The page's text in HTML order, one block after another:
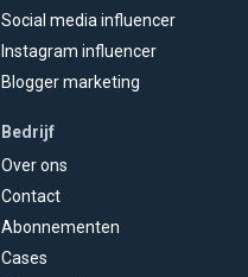
Social media influencer
Instagram influencer
Blogger marketing
Bedrijf
Over ons
Contact
Abonnementen
Cases